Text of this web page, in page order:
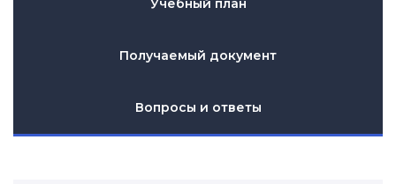
Учебный план
Получаемый документ
Вопросы и ответы